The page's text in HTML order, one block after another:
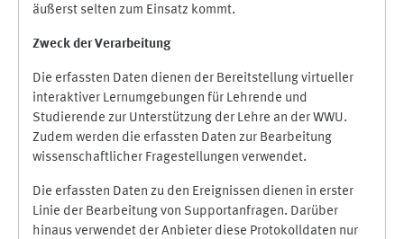
äußerst selten zum Einsatz kommt.
Zweck der Verarbeitung
Die erfassten Daten dienen der Bereitstellung virtueller
interaktiver Lernumgebungen für Lehrende und
Studierende zur Unterstützung der Lehre an der WWU.
Zudem werden die erfassten Daten zur Bearbeitung
wissenschaftlicher Fragestellungen verwendet.
Die erfassten Daten zu den Ereignissen dienen in erster
Linie der Bearbeitung von Supportanfragen. Darüber
hinaus verwendet der Anbieter diese Protokolldaten nur